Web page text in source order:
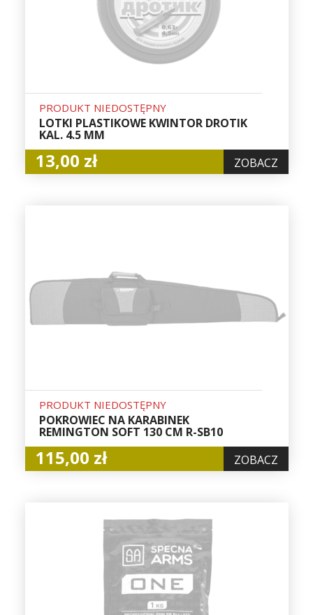
PRODUKT NIEDOSTĘPNY
LOTKI PLASTIKOWE KWINTOR DROTIK
KAL. 4.5 MM
13,00 zł ZOBACZ
PRODUKT NIEDOSTĘPNY
POKROWIEC NA KARABINEK
REMINGTON SOFT 130 CM R-SB10
115,00 zł ZOBACZ